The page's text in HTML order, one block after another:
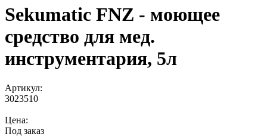
Sekumatic FNZ - моющее
средство для мед.
инструментария, 5л
Артикул:
3023510
Цена:
Под заказ